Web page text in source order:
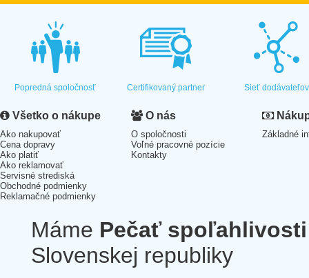
Popredná spoločnosť Certifikovaný partner Sieť dodávateľov
Všetko o nákupe
Ako nakupovať
Cena dopravy
Ako platiť
Ako reklamovať
Servisné strediská
Obchodné podmienky
Reklamačné podmienky
O nás
O spoločnosti
Voľné pracovné pozície
Kontakty
Základné
Máme Pečať spoľahlivosti
Slovenskej republiky